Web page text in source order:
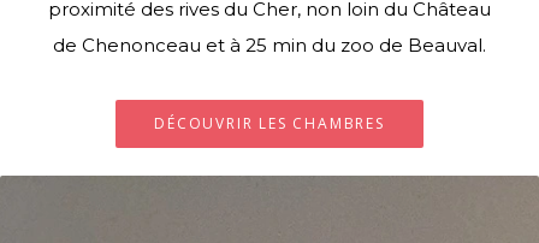
proximité des rives du Cher, non loin du Château
de Chenonceau et à 25 min du zoo de Beauval.
DÉCOUVRIR LES CHAMBRES